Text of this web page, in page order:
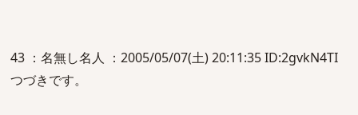
43 ：名無し名人 ：2005/05/07(土) 20:11:35 ID:2gvkN4TI
つづきです。